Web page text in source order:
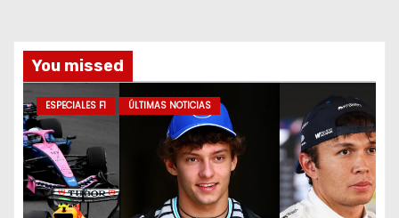
You missed
ESPECIALES F1 ÚLTIMAS NOTICIAS